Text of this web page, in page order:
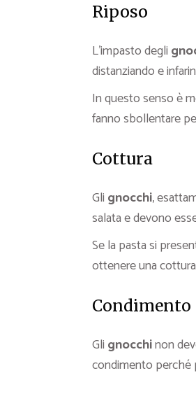
Riposo
L’impasto degli
distanziando e
In questo senso è
fanno sbollentare
Cottura
Gli gnocchi,
salata e devono
Se la pasta si
ottenere una
Condimento
Gli gnocchinon
condimento perché